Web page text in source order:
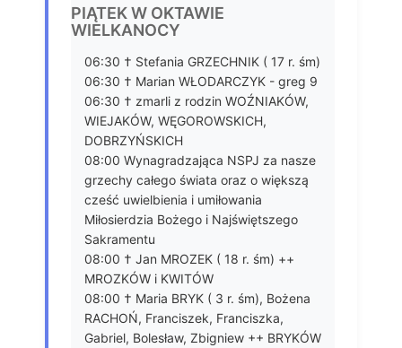
PIĄTEK W OKTAWIE
WIELKANOCY
06:30 † Stefania GRZECHNIK ( 17 r. śm)
06:30 † Marian WŁODARCZYK - greg 9
06:30 † zmarli z rodzin WOŹNIAKÓW,
WIEJAKÓW, WĘGOROWSKICH,
DOBRZYŃSKICH
08:00 Wynagradzająca NSPJ za nasze
grzechy całego świata oraz o większą
cześć uwielbienia i umiłowania
Miłosierdzia Bożego i Najświętszego
Sakramentu
08:00 † Jan MROZEK ( 18 r. śm) ++
MROZKÓW i KWITÓW
08:00 † Maria BRYK ( 3 r. śm), Bożena
RACHOŃ, Franciszek, Franciszka,
Gabriel, Bolesław, Zbigniew ++ BRYKÓW